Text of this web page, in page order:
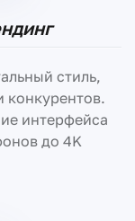
стиль,
конкурентов.
интерфейса
до 4K